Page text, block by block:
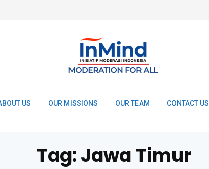
US OUR MISSIONS OUR TEAM CONTACT US
Tag:Jawa Timur